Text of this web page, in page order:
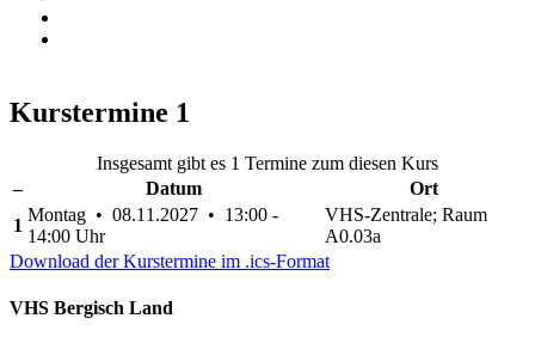
Kurstermine 1
Insgesamt gibt es 1 Termine zum diesen Kurs
–
Datum
Ort
1
Montag • 08.11.2027 • 13:00 -
14:00 Uhr
VHS-Zentrale; Raum
A0.03a
Download der Kurstermine im .ics-Format
VHS Bergisch Land